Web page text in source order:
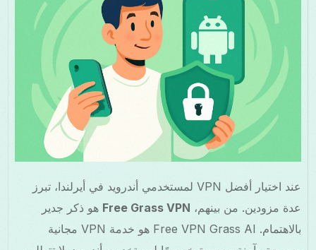
عند اختيار أفضل VPN لمستخدمي أندرويد في أيرلندا، تبرز
عدة مزودين. من بينهم، Free Grass VPN هو ذكر جدير
بالاهتمام. Free VPN Grass AI هو خدمة VPN مجانية